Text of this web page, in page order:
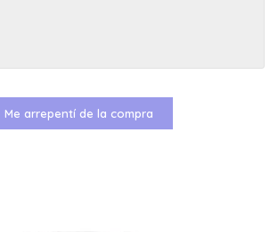
Me arrepentí de la compra